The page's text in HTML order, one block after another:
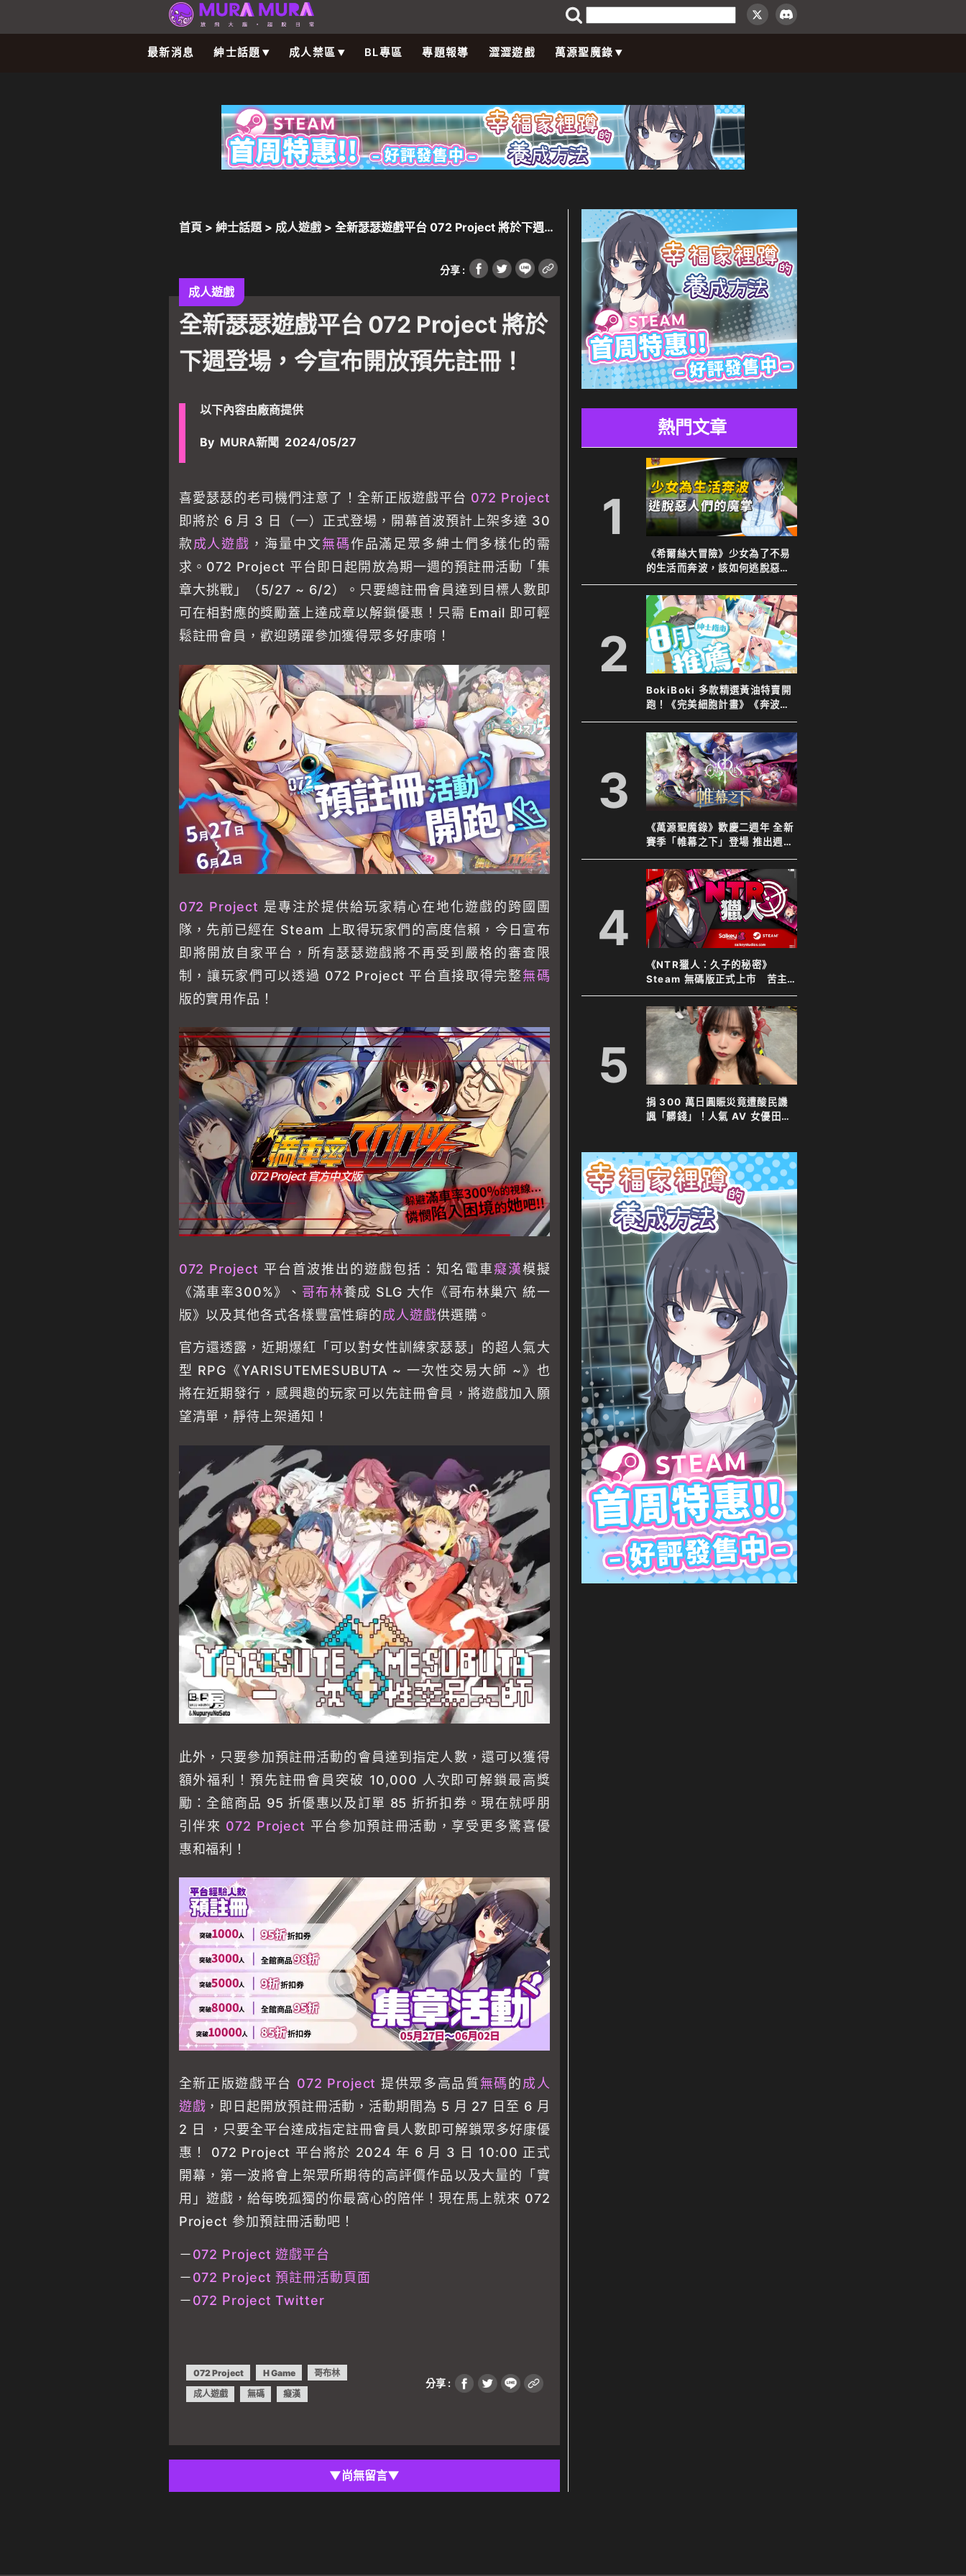
最新消息 紳士話題 成人禁區 BL專區 專題報導 澀澀遊戲 萬源聖魔錄
首頁 > 紳士話題> 成人遊戲> 全新瑟瑟遊戲平台 072 Project 將於下週登
分享 :
成人遊戲
全新瑟瑟遊戲平台 072 Project 將於
下週登場，今宣布開放預先註冊！
以下內容由廠商提供
By MURA新聞 2024/05/27
喜愛瑟瑟的老司機們注意了！全新正版遊戲平台 072 Project
即將於 6 月 3 日（一）正式登場，開幕首波預計上架多達 30
款成人遊戲 ，海量中文無碼作品滿足眾多紳士們多樣化的需
求。072 Project 平台即日起開放為期一週的預註冊活動「集
章大挑戰」（5/27 ~ 6/2）。只要總註冊會員達到目標人數即
可在相對應的獎勵蓋上達成章以解鎖優惠！只需 Email 即可輕
鬆註冊會員，歡迎踴躍參加獲得眾多好康唷！
072 Project 是專注於提供給玩家精心在地化遊戲的跨國團
隊，先前已經在 Steam 上取得玩家們的高度信賴，今日宣布
即將開放自家平台，所有瑟瑟遊戲將不再受到嚴格的審查限
制，讓玩家們可以透過 072 Project 平台直接取得完整無碼
版的實用作品！
072 Project 平台首波推出的遊戲包括：知名電車癡漢模擬
《滿車率300%》、 哥布林養成 SLG 大作《哥布林巢穴 統一
版》以及其他各式各樣豐富性癖的成人遊戲供選購。
官方還透露，近期爆紅「可以對女性訓練家瑟瑟」的超人氣大
型 RPG《YARISUTEMESUBUTA ~ 一次性交易大師 ~》也
將在近期發行，感興趣的玩家可以先註冊會員，將遊戲加入願
望清單，靜待上架通知！
此外，只要參加預註冊活動的會員達到指定人數，還可以獲得
額外福利！預先註冊會員突破 10,000 人次即可解鎖最高獎
勵：全館商品 95 折優惠以及訂單 85 折折扣券。現在就呼朋
引伴來 072 Project 平台參加預註冊活動，享受更多驚喜優
惠和福利！
全新正版遊戲平台 072 Project 提供眾多高品質無碼的成人
遊戲 ，即日起開放預註冊活動，活動期間為 5 月 27 日至 6 月
2 日 ，只要全平台達成指定註冊會員人數即可解鎖眾多好康優
惠！ 072 Project 平台將於 2024 年 6 月 3 日 10:00 正式
開幕，第一波將會上架眾所期待的高評價作品以及大量的「實
用」遊戲，給每晚孤獨的你最窩心的陪伴！現在馬上就來 072
Project 參加預註冊活動吧！
－072 Project 遊戲平台
－072 Project 預註冊活動頁面
－072 Project Twitter
072 Project H Game
哥布林
成人遊戲
無碼 癡漢
分享 :
▼尚無留言▼
熱門文章
1
《希爾絲大冒險》少女為了不易
的生活而奔波，該如何逃脫惡人
們的魔掌
2
BokiBoki 多款精選黃油特賣開
跑！《完美細胞計畫》《奔波的
綾子小姐》等新舊作下殺７８
折！
3
《萬源聖魔錄》歡慶二週年 全新
賽季「帷幕之下」登場 推出週年
特別活動以及限定英雄「上官靖
兒」
4
《NTR獵人：久子的秘密》
Steam 無碼版正式上市 苦主
化身靈體調查妻子 夫目前犯全
程直擊
5
捐 300 萬日圓賑災竟遭酸民譏
諷「髒錢」！人氣 AV 女優田野